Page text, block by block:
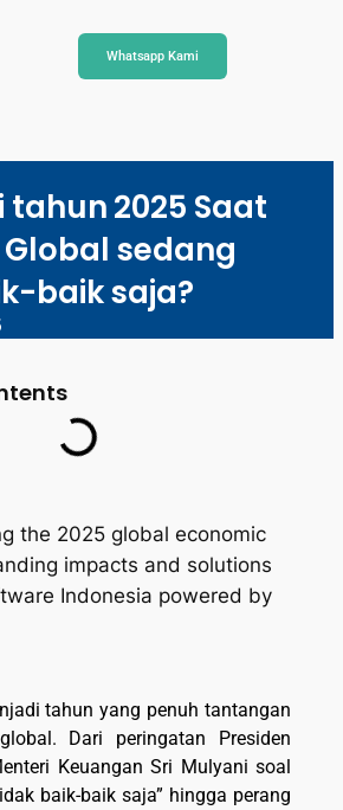
Whatsapp Kami
tahun 2025 Saat
Global sedang
baik saja?
tahun yang penuh tantangan
Dari peringatan Presiden
Keuangan Sri Mulyani soal
baik-baik saja” hingga perang